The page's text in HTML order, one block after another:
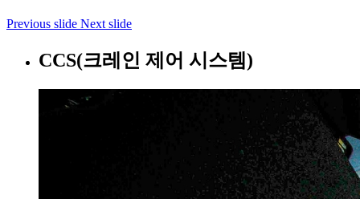
Previous slide Next slide
CCS(크레인 제어 시스템)